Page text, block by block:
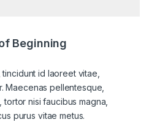
Beginning
id laoreet vitae,
Maecenas pellentesque,
tortor nisi faucibus magna,
purus vitae metus.